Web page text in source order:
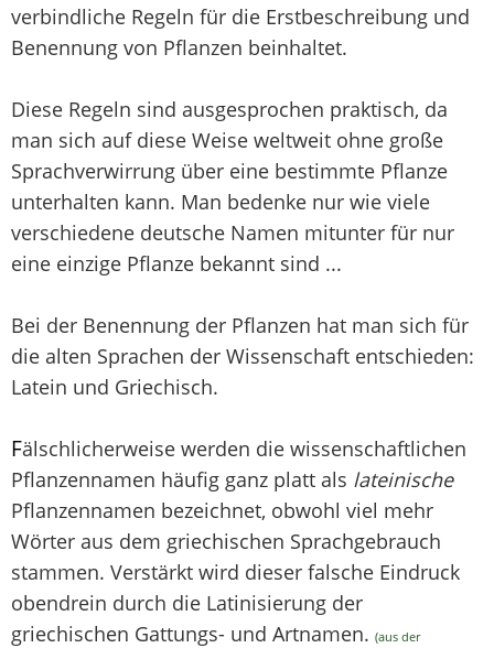
verbindliche Regeln für die Erstbeschreibung und
Benennung von Pflanzen beinhaltet.
Diese Regeln sind ausgesprochen praktisch, da
man sich auf diese Weise weltweit ohne große
Sprachverwirrung über eine bestimmte Pflanze
unterhalten kann. Man bedenke nur wie viele
verschiedene deutsche Namen mitunter für nur
eine einzige Pflanze bekannt sind ...
Bei der Benennung der Pflanzen hat man sich für
die alten Sprachen der Wissenschaft entschieden:
Latein und Griechisch.
Fälschlicherweise werden die wissenschaftlichen
Pflanzennamen häufig ganz platt als lateinische
Pflanzennamen bezeichnet, obwohl viel mehr
Wörter aus dem griechischen Sprachgebrauch
stammen. Verstärkt wird dieser falsche Eindruck
obendrein durch die Latinisierung der
griechischen Gattungs- und Artnamen. (aus der